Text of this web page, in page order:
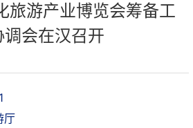
旅游产业博览会筹备工
调会在汉召开
厅